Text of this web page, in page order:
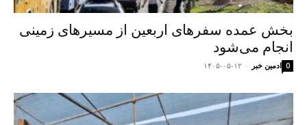
بخش عمده سفرهای اربعین از مسیرهای زمینی
انجام می‌شود
ادمین خبر - ۱۴۰۵-۰۵-۱۲ 0